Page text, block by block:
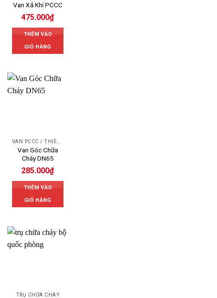
Van Xả Khí PCCC
475.000₫
THÊM VÀO
GIỎ HÀNG
VAN PCCC / THIẾT BỊ PCCC
Van Góc Chữa
Cháy DN65
285.000₫
THÊM VÀO
GIỎ HÀNG
TRỤ CHỮA CHÁY